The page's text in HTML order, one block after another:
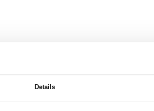
Details